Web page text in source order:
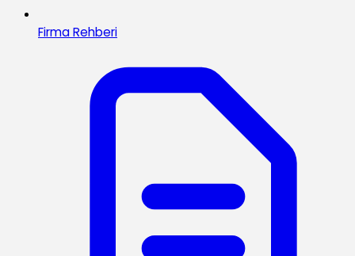
Firma Rehberi